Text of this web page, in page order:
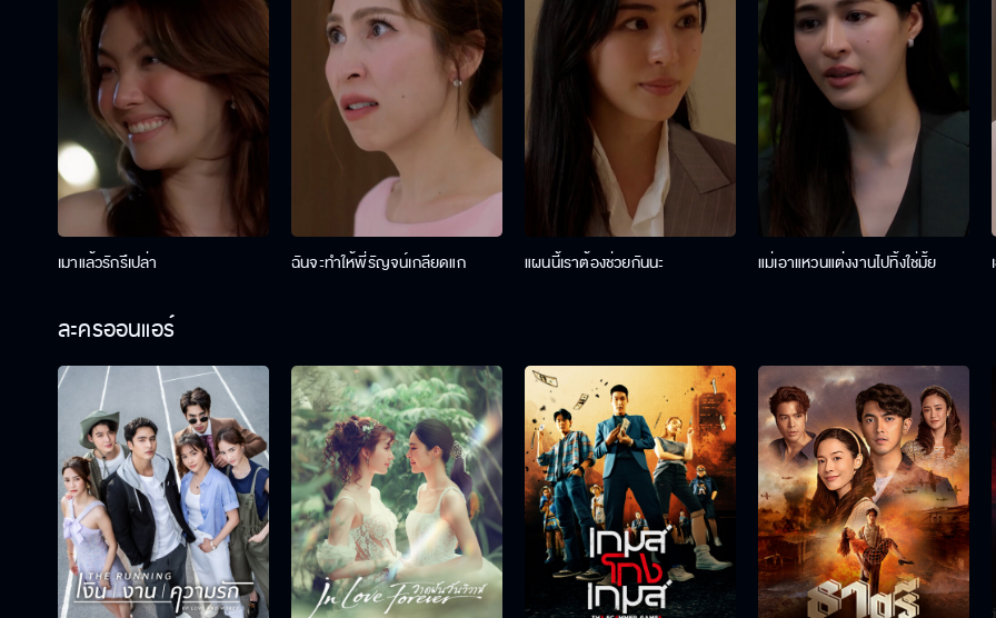
เมาแล้วรักรึเปล่า ฉันจะทำให้พี่รัญจน์เกลียดแก แผนนี้เราต้องช่วยกันนะ แม่เอาแหวนแต่งงานไปทิ้งใช่มั้ย
ละครออนแอร์